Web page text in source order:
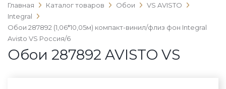
Главная Каталог товаров Обои
VS AVISTO
Integral
Обои 287892 (1,06*10,05м) компакт-винил/флиз фон Integral
Avisto VS Россия/6
Обои 287892 AVISTO VS